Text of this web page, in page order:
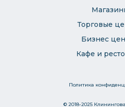
© 2018-2025
Политика
Торговые
Бизнес
Кафе и